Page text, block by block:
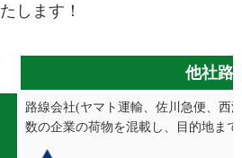
たします！​
他社路
路線会社(ヤマト運輸、佐川急便、西
数の企業の荷物を混載し、目的地ま